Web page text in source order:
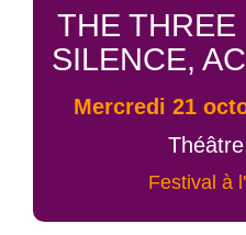
THE THREE
SILENCE,
mercredi 21
Festival à